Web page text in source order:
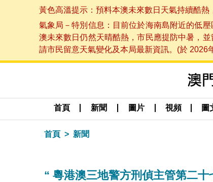
黃色高溫提示：預料本澳未來數日天氣持續酷
氣象局－特別信息：目前位於海南島附近的低
澳未來數日仍然天晴酷熱，市民應提防中暑，
請市民留意天氣變化及本局最新資訊。(於 2026
首頁 新聞 圖片 視頻 圖
首頁 新聞
“ 粵港澳三地警方刑偵主管第二